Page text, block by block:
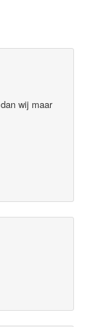
wij maar